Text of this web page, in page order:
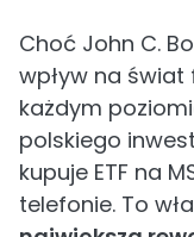
Choć John C.
wpływ na
każdym
polskiego
kupuje ETF na
telefonie. To